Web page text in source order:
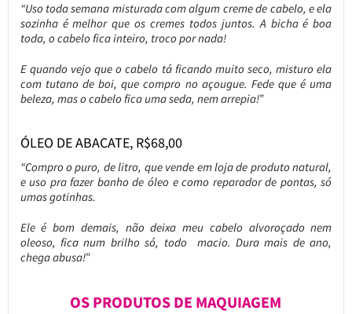
“Uso toda semana misturada com algum creme de cabelo, e ela
sozinha é melhor que os cremes todos juntos. A bicha é boa
toda, o cabelo fica inteiro, troco por nada!
E quando vejo que o cabelo tá ficando muito seco, misturo ela
com tutano de boi, que compro no açougue. Fede que é uma
beleza, mas o cabelo fica uma seda, nem arrepia!”
ÓLEO DE ABACATE, R$68,00
“Compro o puro, de litro, que vende em loja de produto natural,
e uso pra fazer banho de óleo e como reparador de pontas, só
umas gotinhas.
Ele é bom demais, não deixa meu cabelo alvoroçado nem
oleoso, fica num brilho só, todo macio. Dura mais de ano,
chega abusa!”
OS PRODUTOS DE MAQUIAGEM